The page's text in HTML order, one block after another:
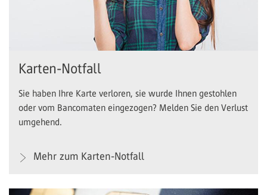
Karten-Notfall
Sie haben Ihre Karte verloren, sie wurde Ihnen gestohlen
oder vom Bancomaten eingezogen? Melden Sie den Verlust
umgehend.
Mehr zum Karten-Notfall